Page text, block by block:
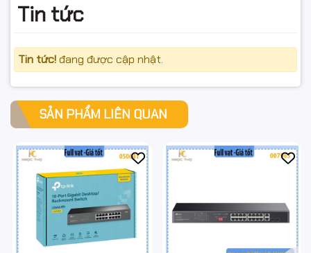
#IGMPSnooping #PoEAutoRecovery
#SwitchChoCamera #FullVAT #NgocThoComputer
Tin tức
Tin tức!đang được cập nhật.
SẢN PHẨM LIÊN QUAN